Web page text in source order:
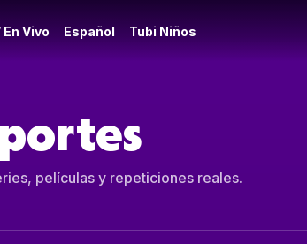
En Vivo Español Tubi Niños
películas y repeticiones reales.